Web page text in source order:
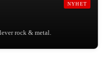
NYHET
rock & metal.